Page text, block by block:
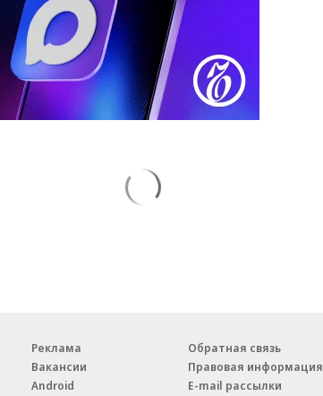
Реклама
Вакансии
Android
Обратная связь
Правовая информация
E-mail рассылки